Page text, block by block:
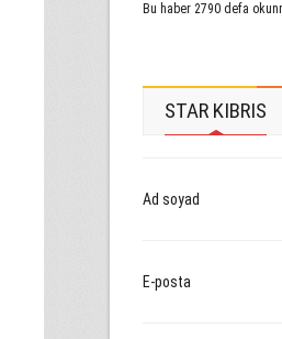
Bu haber 2790 defa
STAR KIBRIS
Ad soyad
E-posta